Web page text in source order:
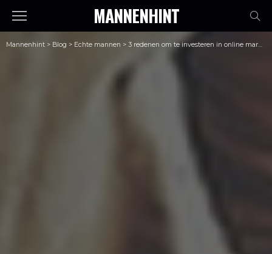
MANNENHINT
Mannenhint > Blog > Echte mannen > 3 redenen om te investeren in online marketing